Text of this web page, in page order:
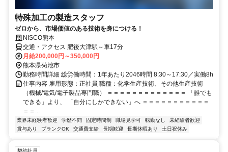
特殊加工の製造スタッフ
ゼロから、市場価値のある技術を身につける！
NISCO熊本
交通・アクセス 肥後大津駅～車17分
月給200,000円～350,000円
熊本県菊池市
勤務時間詳細 総労働時間：1年あたり2046時間 8:30～17:30／実働8h
仕事内容 雇用形態：正社員 職種：化学生産技術、その他生産技術
（機械/電気/電子製品専門職） ＝＝＝＝＝＝＝＝＝＝＝＝＝ 「誰でも
できる」より、 「自分にしかできない」へ ＝＝＝＝＝＝＝＝＝＝＝
＝＝...
業界未経験者歓迎 学歴不問 固定時間制 職場見学可 転勤なし
未経験者歓迎
賞与あり
ブランクOK 交通費支給 長期歓迎 長期休暇あり 土日祝休み
契約社員